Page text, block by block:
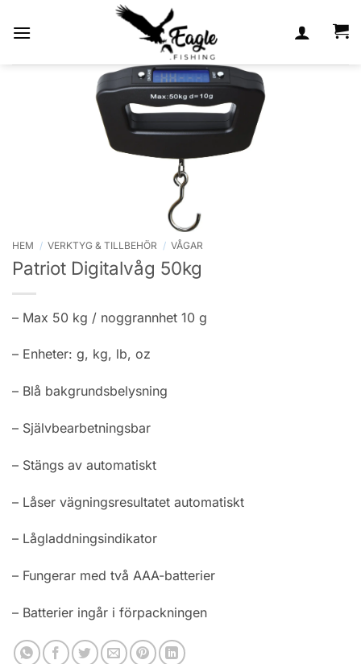
HEM / VERKTYG & TILLBEHÖR / VÅGAR
Patriot Digitalvåg 50kg
– Max 50 kg / noggrannhet 10 g
– Enheter: g, kg, lb, oz
– Blå bakgrundsbelysning
– Självbearbetningsbar
– Stängs av automatiskt
– Låser vägningsresultatet automatiskt
– Lågladdningsindikator
– Fungerar med två AAA-batterier
– Batterier ingår i förpackningen